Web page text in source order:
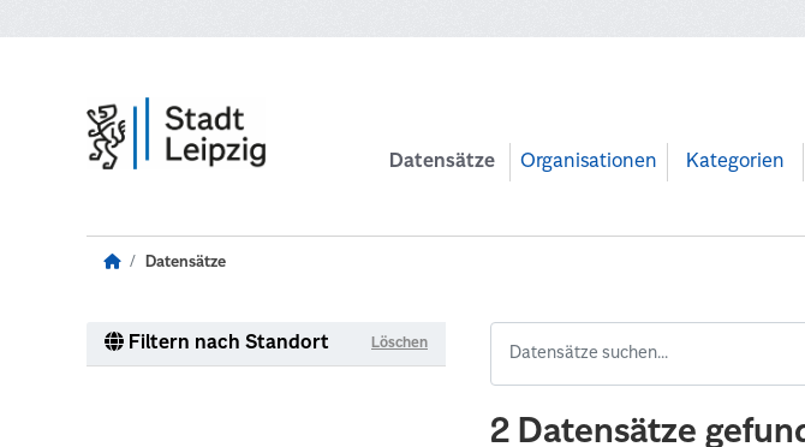
Datensätze Organisationen Kategorien
Datensätze
Filtern nach Standort Löschen
2 Datensätze